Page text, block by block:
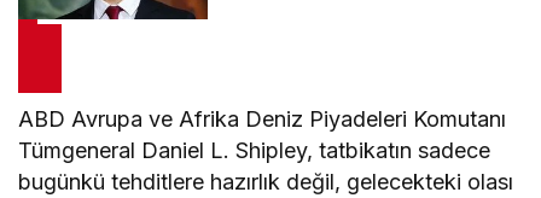
ABD Avrupa ve Afrika Deniz Piyadeleri Komutanı
Tümgeneral Daniel L. Shipley, tatbikatın sadece
bugünkü tehditlere hazırlık değil, gelecekteki olası